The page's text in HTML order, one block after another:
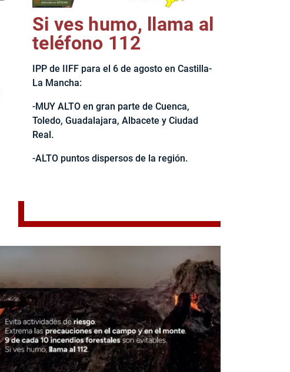
Si ves humo, llama al
teléfono 112
IPP de IIFF para el 6 de agosto en Castilla-
La Mancha:
-MUY ALTO en gran parte de Cuenca,
Toledo, Guadalajara, Albacete y Ciudad
Real.
-ALTO puntos dispersos de la región.